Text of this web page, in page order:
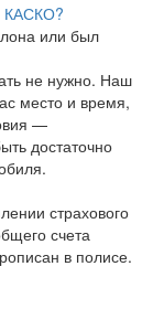
КАСКО?
или был
не нужно. Наш
место и время,
—
достаточно
страхового
счета
в полисе.